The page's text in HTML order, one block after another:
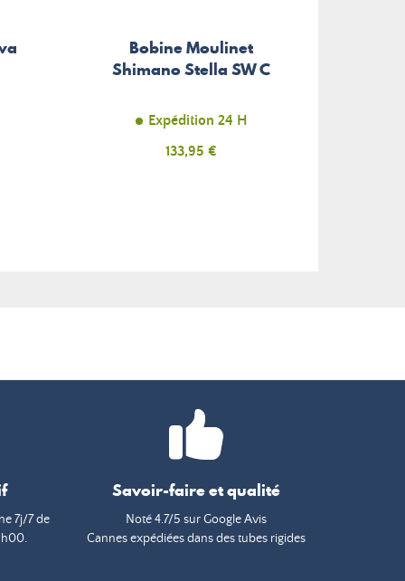
Bobine Moulinet
Shimano Stella SW C
Expédition 24 H
Prix
133,95 €
7j/7 de
Savoir-faire et qualité
Noté 4.7/5 sur Google Avis
Cannes expédiées dans des tubes rigides